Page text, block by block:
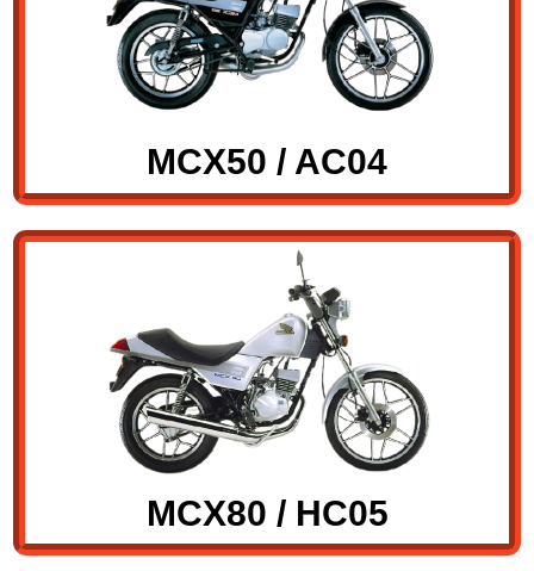
MCX50 / AC04
MCX80 / HC05